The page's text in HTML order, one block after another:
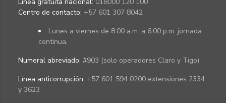
Línea gratuita nacional: 018000 120 100
Centro de contacto: +57 601 307 8042
Lunes a viernes de 8:00 a.m. a 6:00 p.m. jornada
continua.
Numeral abreviado: #903 (solo operadores Claro y Tigo)
Línea anticorrupción: +57 601 594 0200 extensiones 2334
y 3623